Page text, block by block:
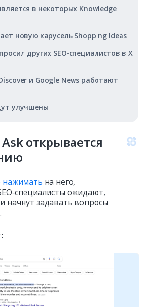
в некоторых Knowledge
новую карусель Shopping Ideas
других SEO‑специалистов в X
и Google News работают
улучшены
открывается
нажимать на него,
ожидают,
начнут задавать вопросы